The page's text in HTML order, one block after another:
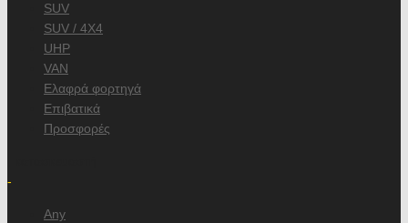
SUV
SUV / 4X4
UHP
VAN
Ελαφρά φορτηγά
Επιβατικά
Προσφορές
-
Any